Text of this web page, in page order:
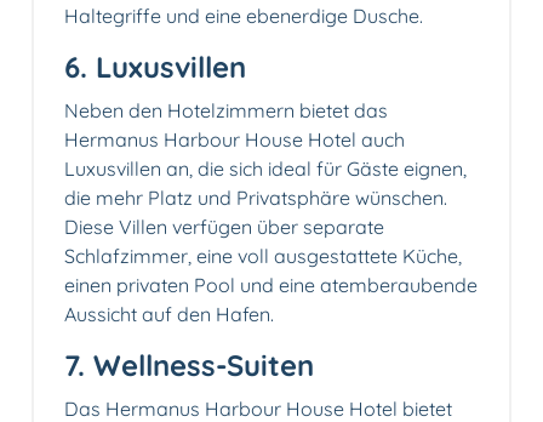
Haltegriffe und eine ebenerdige Dusche.
6. Luxusvillen
Neben den Hotelzimmern bietet das
Hermanus Harbour House Hotel auch
Luxusvillen an, die sich ideal für Gäste eignen,
die mehr Platz und Privatsphäre wünschen.
Diese Villen verfügen über separate
Schlafzimmer, eine voll ausgestattete Küche,
einen privaten Pool und eine atemberaubende
Aussicht auf den Hafen.
7. Wellness-Suiten
Das Hermanus Harbour House Hotel bietet